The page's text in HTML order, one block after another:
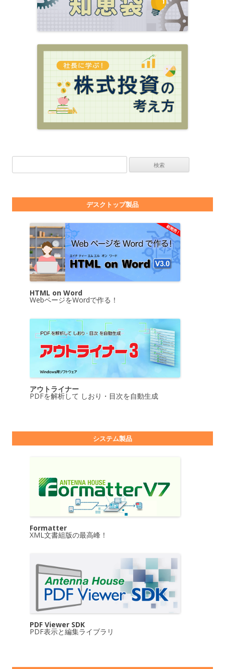
デスクトップ製品
HTML on Word
WebページをWordで作る！
アウトライナー
PDFを解析して しおり・目次を自動生成
システム製品
Formatter
XML文書組版の最高峰！
PDF Viewer SDK
PDF表示と編集ライブラリ